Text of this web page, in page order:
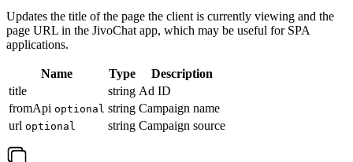
Updates the title of the page the client is currently viewing and the
page URL in the JivoChat app, which may be useful for SPA
applications.
Name Type
Description
title
string Ad ID
fromApi optional string Campaign name
url optional string Campaign source